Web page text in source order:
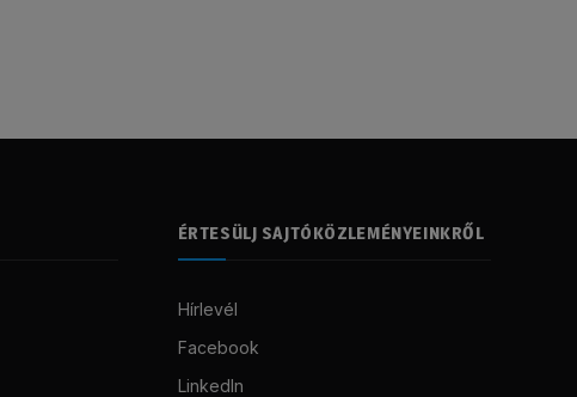
ÉRTESÜLJ SAJTÓKÖZLEMÉNYEINKRŐL
Hírlevél
Facebook
LinkedIn